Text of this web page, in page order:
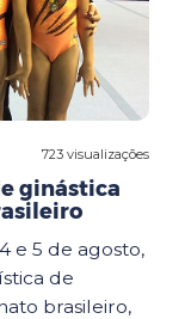
723 visualizações
ginástica
e 5 de agosto,
de
brasileiro,